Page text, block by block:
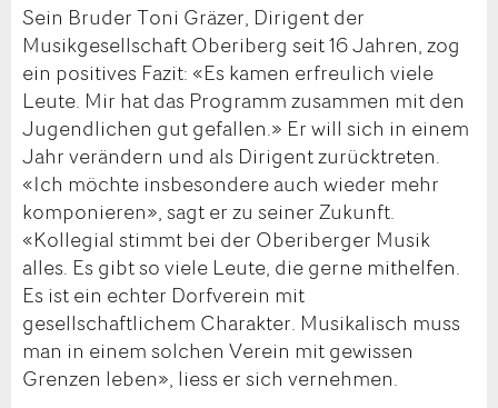
Sein Bruder Toni Gräzer, Dirigent der
Musikgesellschaft Oberiberg seit 16 Jahren, zog
ein positives Fazit: «Es kamen erfreulich viele
Leute. Mir hat das Programm zusammen mit den
Jugendlichen gut gefallen.» Er will sich in einem
Jahr verändern und als Dirigent zurücktreten.
«Ich möchte insbesondere auch wieder mehr
komponieren», sagt er zu seiner Zukunft.
«Kollegial stimmt bei der Oberiberger Musik
alles. Es gibt so viele Leute, die gerne mithelfen.
Es ist ein echter Dorfverein mit
gesellschaftlichem Charakter. Musikalisch muss
man in einem solchen Verein mit gewissen
Grenzen leben», liess er sich vernehmen.